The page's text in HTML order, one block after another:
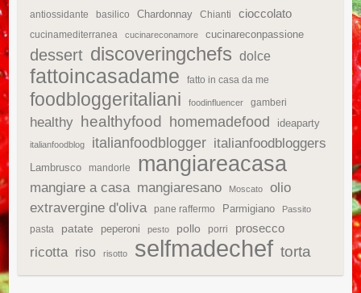
antiossidante basilico Chardonnay Chianti cioccolato
cucinamediterranea cucinareconamore cucinareconpassione
dessert discoveringchefs dolce
fattoincasadame fatto in casa da me
foodbloggeritaliani foodinfluencer gamberi
healthy healthyfood homemadefood ideaparty
italianfoodblog italianfoodblogger italianfoodbloggers
Lambrusco mandorle mangiareacasa
mangiare a casa mangiaresano Moscato
olio
extravergine d'oliva
pane raffermo Parmigiano Passito
pasta patate peperoni pesto pollo porri prosecco
ricotta riso risotto selfmadechef torta